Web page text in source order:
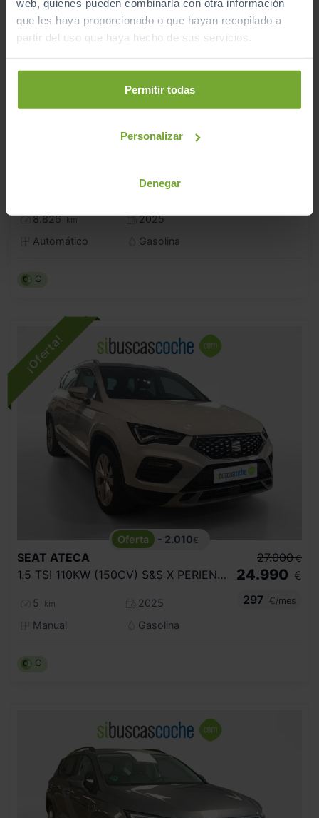
web, quienes pueden combinarla con otra información
que les haya proporcionado o que hayan recopilado a
partir del uso que haya hecho de sus servicios.
Permitir todas
Personalizar
Denegar
8.826 km
2025
Automático
Gasolina
C
- 2.010€
SEAT ATECA
1.5 TSI 110KW (150CV) S&S X PERIENCE XM
5 km
2025
Manual
Gasolina
27.000 €
24.990 €
297
€/mes
C